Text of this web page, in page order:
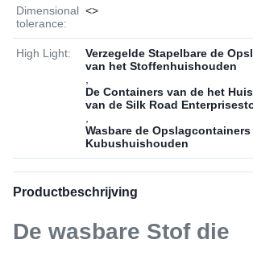
Dimensional
tolerance:
<>
High Light:
Verzegelde Stapelbare de
van het Stoffenhuishouden
De Containers van de het
van de Silk Road
Wasbare de
Kubushuishouden
Productbeschrijving
De wasbare Stof die